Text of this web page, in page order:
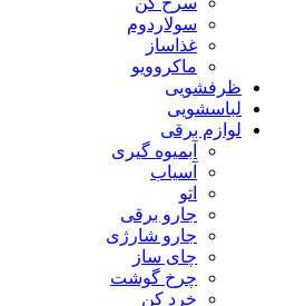
سولاردوم
غذاساز
ماکروویو
ظرفشویی
لباسشویی
لوازم برقی
آبمیوه گیری
آسیاب
اتو
جارو برقی
جارو شارژی
چای ساز
چرخ گوشت
خرد کن